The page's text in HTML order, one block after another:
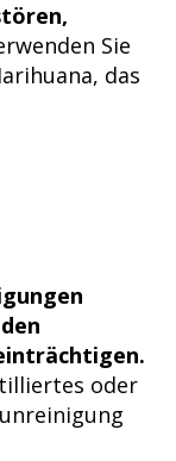
Sie
das
oder